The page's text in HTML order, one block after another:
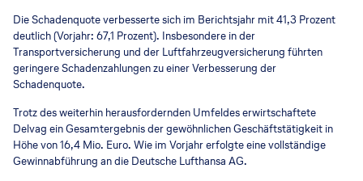
Die Schadenquote verbesserte sich im Berichtsjahr mit 41,3 Prozent
deutlich (Vorjahr: 67,1 Prozent). Insbesondere in der
Transportversicherung und der Luftfahrzeugversicherung führten
geringere Schadenzahlungen zu einer Verbesserung der
Schadenquote.
Trotz des weiterhin herausfordernden Umfeldes erwirtschaftete
Delvag ein Gesamtergebnis der gewöhnlichen Geschäftstätigkeit in
Höhe von 16,4 Mio. Euro. Wie im Vorjahr erfolgte eine vollständige
Gewinnabführung an die Deutsche Lufthansa AG.